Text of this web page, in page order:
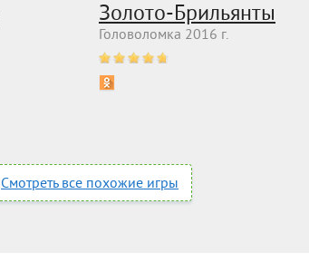
Золото-Брильянты
Головоломка 2016 г.
Смотреть все похожие игры